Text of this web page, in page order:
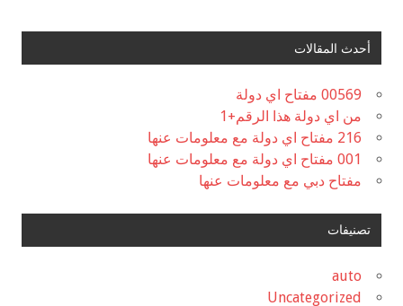
أحدث المقالات
00569 مفتاح اي دولة
من اي دولة هذا الرقم+1
216 مفتاح اي دولة مع معلومات عنها
001 مفتاح اي دولة مع معلومات عنها
مفتاح دبي مع معلومات عنها
تصنيفات
auto
Uncategorized